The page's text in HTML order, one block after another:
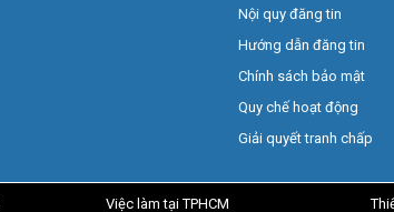
Nội quy đăng tin
Hướng dẫn đăng tin
Chính sách bảo mật
Quy chế hoạt động
Giải quyết tranh chấp
Việc làm tại TPHCM